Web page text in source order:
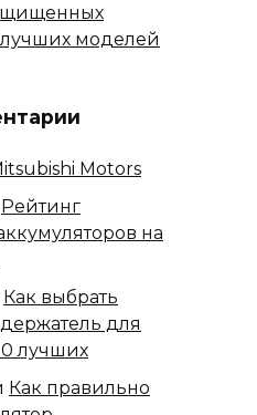
моделей
Motors
Рейтинг
на
Как выбрать
для
лучших
Как правильно